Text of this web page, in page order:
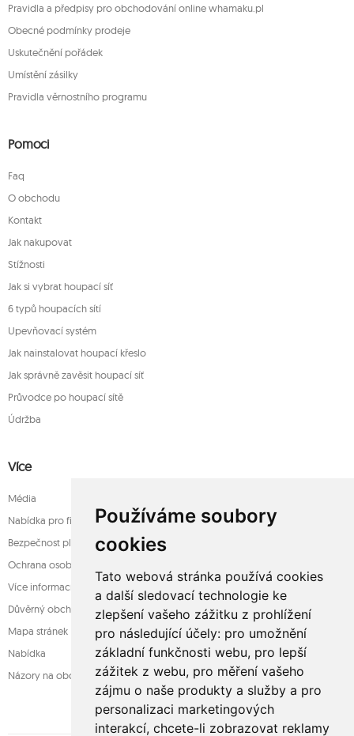
Používáme soubory
cookies
Tato webová stránka používá cookies
a další sledovací technologie ke
zlepšení vašeho zážitku z prohlížení
pro následující účely: pro umožnění
základní funkčnosti webu, pro lepší
zážitek z webu, pro měření vašeho
zájmu o naše produkty a služby a pro
personalizaci marketingových
interakcí, chcete-li zobrazovat reklamy
Pravidla a předpisy pro obchodování online whamaku.pl
Obecné podmínky prodeje
Uskutečnění pořádek
Umístění zásilky
Pravidla věrnostního programu
Pomoci
Faq
O obchodu
Kontakt
Jak nakupovat
Stížnosti
Jak si vybrat houpací síť
6 typů houpacích sítí
Upevňovací systém
Jak nainstalovat houpací křeslo
Jak správně zavěsit houpací síť
Průvodce po houpací sítě
Údržba
Více
Média
Nabídka pro firmy
Bezpečnost platba
Ochrana osobních údajů
Více informací o houpací sítě
Důvěrný obchod
Mapa stránek
Nabídka
Názory na obchod